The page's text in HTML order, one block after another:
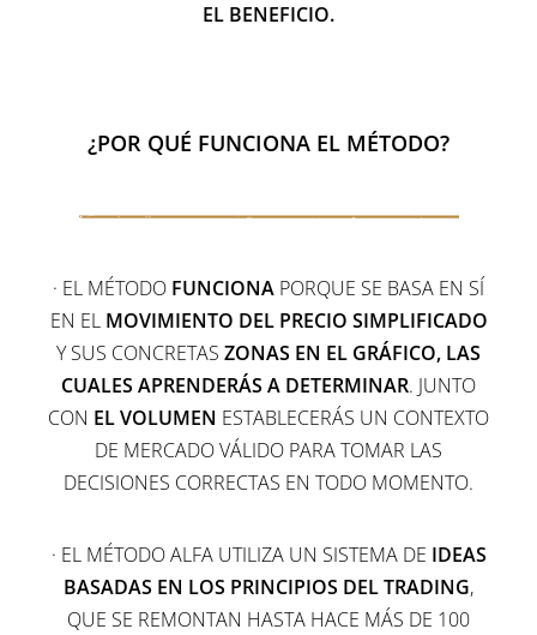
EL BENEFICIO.
¿POR QUÉ FUNCIONA EL MÉTODO?
· EL MÉTODO FUNCIONA PORQUE SE BASA EN SÍ
EN EL MOVIMIENTO DEL PRECIO SIMPLIFICADO
Y SUS CONCRETAS ZONAS EN EL GRÁFICO, LAS
CUALES APRENDERÁS A DETERMINAR. JUNTO
CON EL VOLUMEN ESTABLECERÁS UN CONTEXTO
DE MERCADO VÁLIDO PARA TOMAR LAS
DECISIONES CORRECTAS EN TODO MOMENTO.
· EL MÉTODO ALFA UTILIZA UN SISTEMA DE IDEAS
BASADAS EN LOS PRINCIPIOS DEL TRADING,
QUE SE REMONTAN HASTA HACE MÁS DE 100